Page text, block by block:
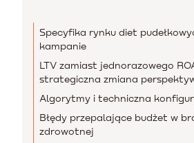
Specyfika rynku diet
kampanie
LTV zamiast jednorazowego
strategiczna zmiana
Algorytmy i techniczna
Błędy przepalające budżet w
zdrowotnej